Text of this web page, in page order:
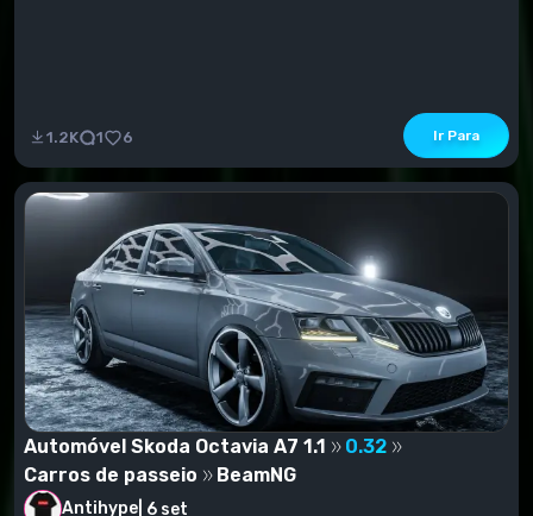
1.2K 1 6 Ir Para
Automóvel Skoda Octavia A7 1.1
0.32
Carros de passeio
BeamNG
Antihype 6 set